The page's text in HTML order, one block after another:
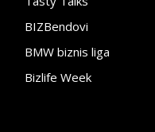
BIZBendovi
BMW biznis liga
Bizlife Week